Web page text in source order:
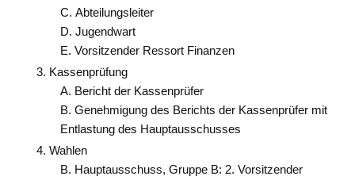
Abteilungsleiter
Jugendwart
Vorsitzender Ressort Finanzen
Kassenprüfung
Bericht der Kassenprüfer
Genehmigung des Berichts der Kassenprüfer mit
Entlastung des Hauptausschusses
Wahlen
Hauptausschuss, Gruppe B: 2. Vorsitzender